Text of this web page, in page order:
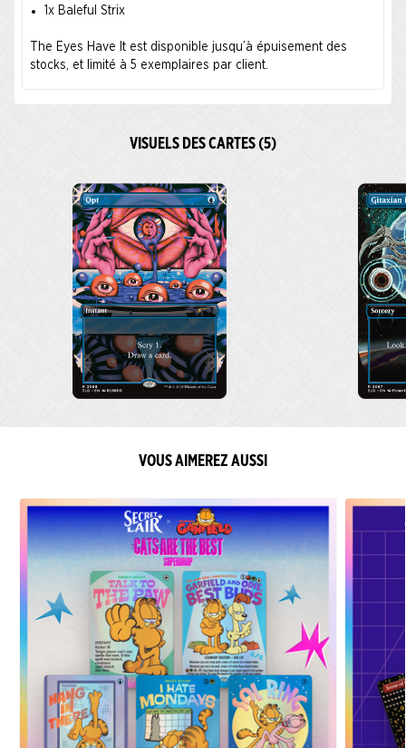
1x Baleful Strix
The Eyes Have It est disponible jusqu’à épuisement des
stocks, et limité à 5 exemplaires par client.
VISUELS DES CARTES (5)
VOUS AIMEREZ AUSSI